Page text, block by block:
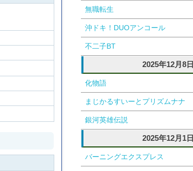
無職転生
沖ドキ！DUOアンコール
不二子BT
2025年12月8日
化物語
まじかるすいーとプリズムナナ
銀河英雄伝説
2025年12月1日
バーニングエクスプレス